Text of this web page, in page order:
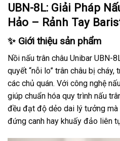
UBN-8L: Giải Pháp
Hảo – Rảnh Tay
✨ Giới thiệu sản phẩm
Nồi nấu trân châu Unibar
quyết “nỗi lo” trân châu bị
các chủ quán. Với công nghệ
giúp chuẩn hóa quy trình nấu
đều đạt độ dẻo dai lý tưởng
đứng canh hay khuấy đảo liên